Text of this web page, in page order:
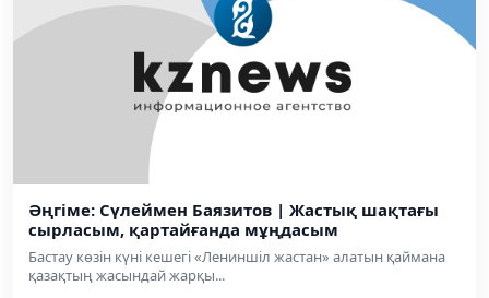
Әңгіме: Сүлеймен Баязитов | Жастық шақтағы
сырласым, қартайғанда мұңдасым
Бастау көзін күні кешегі «Лениншіл жастан» алатын қаймана
қазақтың жасындай жарқы...